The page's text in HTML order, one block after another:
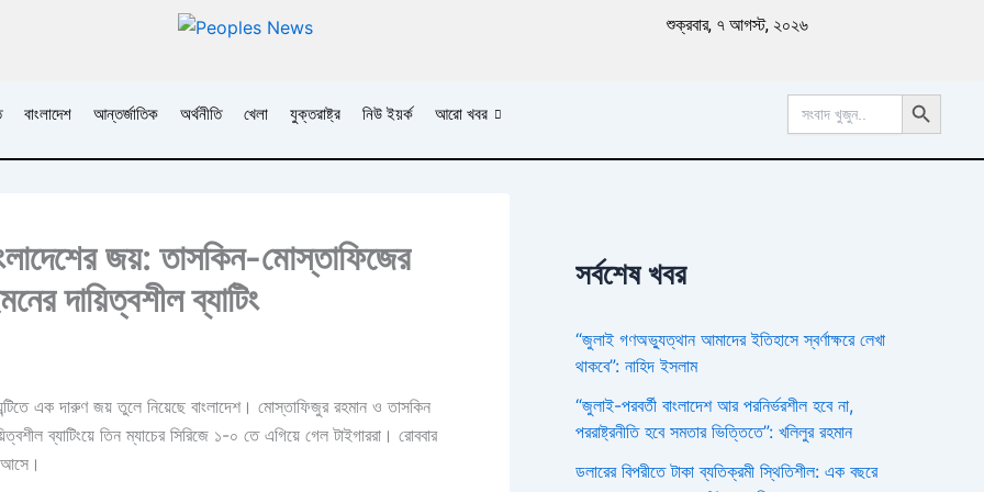
শুক্রবার, ৭ আগস্ট, ২০২৬
বাংলাদেশ আন্তর্জাতিক অর্থনীতি খেলা যুক্তরাষ্ট্র নিউ ইয়র্ক আরো খবর
Search
for:
Search Button
জয়: তাসকিন-মোস্তাফিজের
দায়িত্বশীল ব্যাটিং
এক দারুণ জয় তুলে নিয়েছে বাংলাদেশ। মোস্তাফিজুর রহমান ও তাসকিন
ব্যাটিংয়ে তিন ম্যাচের সিরিজে ১-০ তে এগিয়ে গেল টাইগাররা। রোববার
আসে।
সর্বশেষ খবর
“জুলাই গণঅভ্যুত্থান আমাদের ইতিহাসে স্বর্ণাক্ষরে লেখা
থাকবে”: নাহিদ ইসলাম
“জুলাই-পরবর্তী বাংলাদেশ আর পরনির্ভরশীল হবে না,
পররাষ্ট্রনীতি হবে সমতার ভিত্তিতে”: খলিলুর রহমান
ডলারের বিপরীতে টাকা ব্যতিক্রমী স্থিতিশীল: এক বছরে